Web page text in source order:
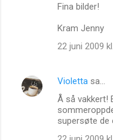
Fina bilder!
Kram Jenny
22 juni 2009
Violetta sa…
Å så vakkert!
supersøte de